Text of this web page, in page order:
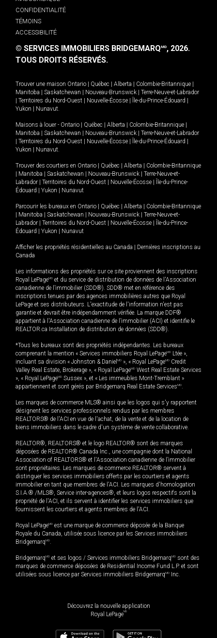
CONFIDENTIALITÉ
TÉMOINS
ACCESSIBILITÉ
© SERVICES IMMOBILIERS BRIDGEMARQMD, 2026.
TOUS DROITS RÉSERVÉS.
Trouver une maison Ontario Québec Alberta Colombie-Britannique
Manitoba
Saskatchewan Nouveau-Brunswick
Terre-Neuve-et-Labrador
Territoires du Nord-Ouest Nouvelle-Écosse Île-du-Prince-Édouard
Yukon
Nunavut.
Maisons à louer - Ontario Québec Alberta Colombie-Britannique
Manitoba
Saskatchewan Nouveau-Brunswick
Terre-Neuve-et-Labrador
Territoires du Nord-Ouest Nouvelle-Écosse Île-du-Prince-Édouard
Yukon
Nunavut.
Trouver des courtiers en Ontario Québec Alberta
Colombie-Britannique
Manitoba Saskatchewan Nouveau-Brunswick
Terre-Neuve-et-
Labrador
Territoires du Nord-Ouest Nouvelle-Écosse
Île-du-Prince-
Édouard
Yukon Nunavut
Parcourir les bureaux en Ontario Québec Alberta
Colombie-Britannique
Manitoba Saskatchewan Nouveau-Brunswick
Terre-Neuve-et-
Labrador
Territoires du Nord-Ouest Nouvelle-Écosse
Île-du-Prince-
Édouard
Yukon Nunavut
Afficher les propriétés résidentielles au Canada
Dernières inscriptions au
Canada
Les informations des propriétés sur ce site proviennent des inscriptions
Royal LePageMD et du service de distribution de données de l'Association
canadienne de l’immobilier (SDD®). SDD® met en référence des
inscriptions tenues par des agences immobilières autres que Royal
LePage et ses distributeurs. L'exactitude de l'information n'est pas
garantie et devrait être indépendamment vérifiée. La marque DDF®
appartient à l'Association canadienne de l’immobilier (ACI) et identifie le
REALTOR.ca Installation de distribution de données (SDD®).
*Tous les bureaux sont des propriétés indépendantes. Les bureaux
comprenant la mention « Services immobiliers Royal LePageMD Ltée »,
incluant sa division « Johnston & Daniel MD », « Royal LePageMD Credit
Valley Real Estate, Brokerage », « Royal LePageMD West Real Estate Services
», « Royal LePageMD Sussex », et « Les immeubles Mont-Tremblant »
appartiennent et sont gérés par Bridgemarq Real Estate ServicesMD.
Les marques de commerce MLS® ainsi que les logos qui s'y rapportent
désignent les services professionnels rendus par les membres
REALTORS® de l'ACI en vue de l'achat, de la vente et de la location de
biens immobiliers dans le cadre d'un système de vente collaborative.
REALTOR®, REALTORS® et le logo REALTOR® sont des marques
déposées de REALTOR® Canada Inc., une compagnie dont la National
Association of REALTORS® et l'Association canadienne de l’immobilier
sont propriétaires. Les marques de commerce REALTOR® servent à
distinguer les services immobiliers offerts par les courtiers et agents
immobilier en tant que membres de l'ACI. Les marques d'homologation
S.I.A.® /MLS®, Service inter-agences®, et leurs logos respectifs sont la
propriété de l'ACI, et ils servent à identifier les services immobiliers que
fournissent les courtiers et agents membres de l'ACI.
Royal LePageMD est une marque de commerce déposée de la Banque
Royale du Canada, utilisée sous licence par les Services immobiliers
BridgemarqMD.
BridgemarqMD et ses logos / Services immobiliers BridgemarqMD sont des
marques de commerce déposées de Residential Income Fund L.P. et sont
utilisées sous licence par Services immobiliers BridgemarqMD Inc.
Découvrez la nouvelle application
Royal LePageMD